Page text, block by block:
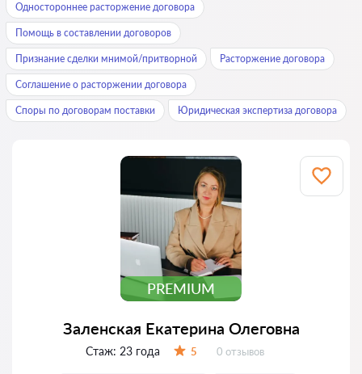
Одностороннее расторжение договора
Помощь в составлении договоров
Признание сделки мнимой/притворной Расторжение договора
Соглашение о расторжении договора
Споры по договорам поставки Юридическая экспертиза договора
PREMIUM
Заленская Екатерина Олеговна
Стаж: 23 года 5 Отзывов:
0 отзывов